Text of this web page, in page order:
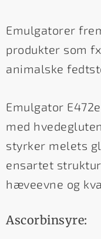
Emulgatorer
produkter som
animalske
Emulgator
med
styrker melets
ensartet
hæveevne og
Ascorbinsyre: